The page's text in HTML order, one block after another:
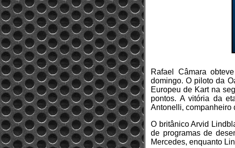
Rafael Câmara
domingo. O piloto da
Europeu de Kart na
pontos. A vitória da
Antonelli, companheiro
O britânico Arvid
de programas de
Mercedes, enquanto